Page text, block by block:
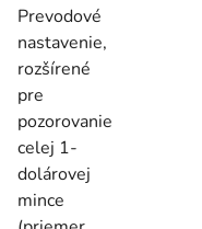
Prevodové
nastavenie,
rozšírené
pre
pozorovanie
celej 1-
dolárovej
mince